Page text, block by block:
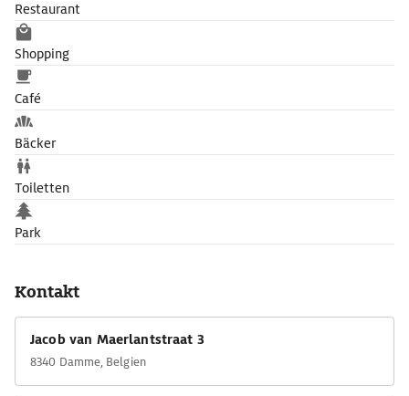
Restaurant
Shopping
Café
Bäcker
Toiletten
Park
Kontakt
Jacob van Maerlantstraat 3
8340 Damme, Belgien